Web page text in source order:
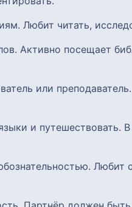
Любит читать,
Активно посещает
или
и путешествовать.